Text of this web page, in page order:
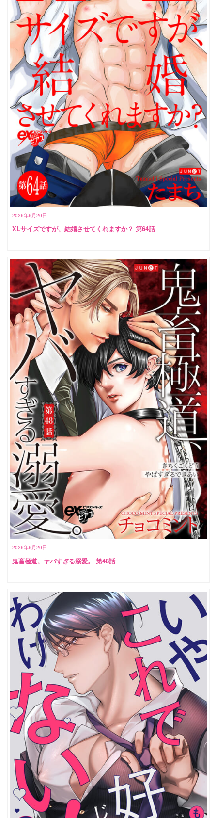
2026年6月20日
XLサイズですが、結婚させてくれますか？ 第64話
2026年6月20日
鬼畜極道、ヤバすぎる溺愛。 第48話